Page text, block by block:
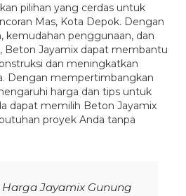
pilihan yang cerdas untuk
Mas, Kota Depok. Dengan
kemudahan penggunaan, dan
Beton Jayamix dapat membantu
dan meningkatkan
Dengan mempertimbangkan
harga dan tips untuk
dapat memilih Beton Jayamix
proyek Anda tanpa
Harga Jayamix Gunung